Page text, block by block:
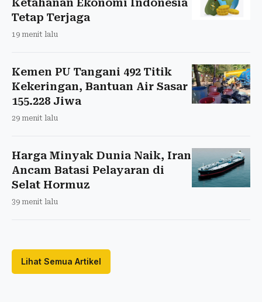
Ketahanan Ekonomi Indonesia
Tetap Terjaga
19 menit lalu
Kemen PU Tangani 492 Titik
Kekeringan, Bantuan Air Sasar
155.228 Jiwa
29 menit lalu
Harga Minyak Dunia Naik, Iran
Ancam Batasi Pelayaran di
Selat Hormuz
39 menit lalu
Lihat Semua Artikel